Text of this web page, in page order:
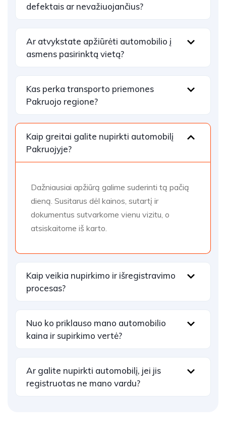
defektais ar nevažiuojančius?
Ar atvykstate apžiūrėti automobilio į
asmens pasirinktą vietą?
Kas perka transporto priemones
Pakruojo regione?
Kaip greitai galite nupirkti automobilį
Pakruojyje?
Dažniausiai apžiūrą galime suderinti tą pačią
dieną. Susitarus dėl kainos, sutartį ir
dokumentus sutvarkome vienu vizitu, o
atsiskaitome iš karto.
Kaip veikia nupirkimo ir išregistravimo
procesas?
Nuo ko priklauso mano automobilio
kaina ir supirkimo vertė?
Ar galite nupirkti automobilį, jei jis
registruotas ne mano vardu?